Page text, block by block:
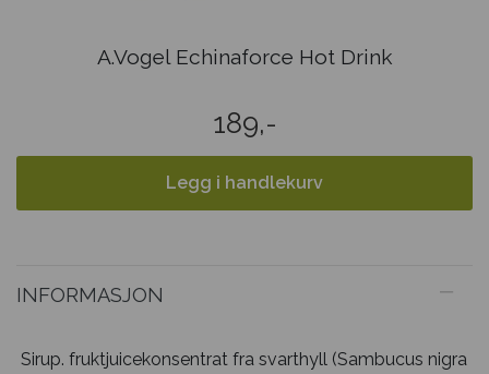
A.Vogel Echinaforce Hot Drink
189,-
Legg i handlekurv
INFORMASJON
Sirup. fruktjuicekonsentrat fra svarthyll (Sambucus nigra